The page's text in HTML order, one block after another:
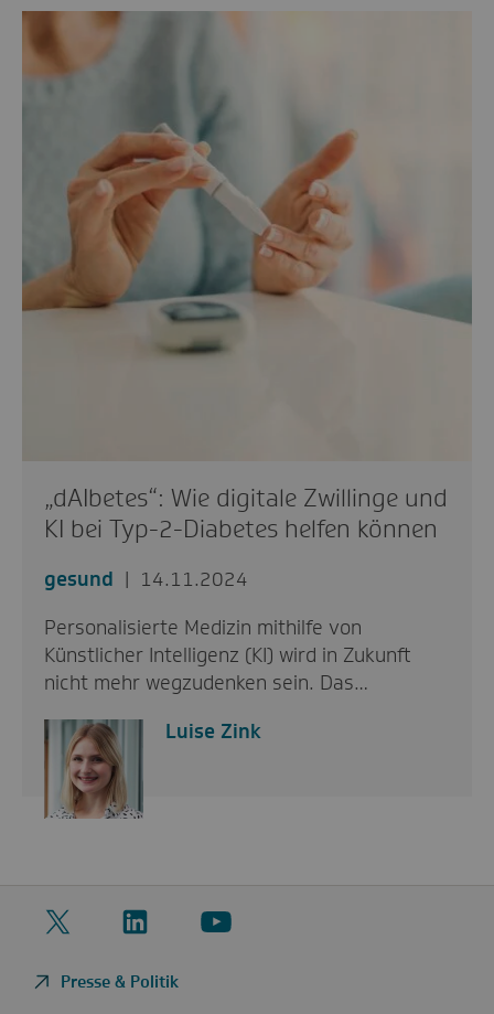
„dAIbetes“: Wie digitale Zwillinge und
KI bei Typ-2-Diabetes helfen können
gesund
14.11.2024
Personalisierte Medizin mithilfe von
Künstlicher Intelligenz (KI) wird in Zukunft
nicht mehr wegzudenken sein. Das…
Luise Zink
Twitter
LinkedIn
YouTube
Presse & Politik